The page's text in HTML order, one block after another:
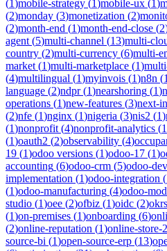
(1)mobile-strategy (1)mobile-ux (1)
(2)monday (3)monetization (2)
(2)month-end (1)month-end-close (2
agent (5)multi-channel (13)multi-
country (2)multi-currency (6)multi-
market (1)multi-marketplace (1)
(4)multilingual (1)myinvois (1)n8n (1
language (2)ndpr(1)nearshoring (1)
operations (1)new-features (3)next-
(2)nfe (1)nginx (1)nigeria (3)nis2 (1)
(1)nonprofit (4)nonprofit-analytics (1
(1)oauth2 (2)observability (4)
19 (1)odoo versions (1)odoo-17 (1)
accounting (6)odoo-crm (5)odoo-
implementation (1)odoo-integration (
(1)odoo-manufacturing (4)odoo-
studio (1)oee (2)ofbiz (1)oidc (2)okrs
(1)on-premises (1)onboarding (6)
(2)online-reputation (1)online-store-
source-bi (1)open-source-erp (13)